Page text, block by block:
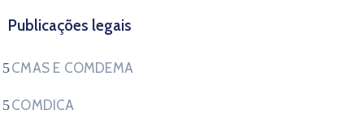
Publicações legais
CMAS E COMDEMA
COMDICA